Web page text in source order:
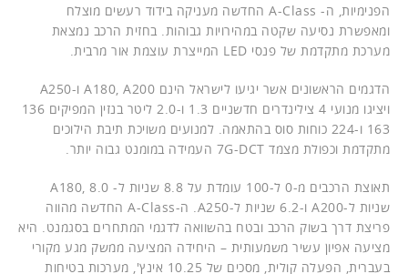
הפנימיות, ה- A-Class החדשה מעניקה בידוד רעשים מוצלח
ומאפשרת נסיעה שקטה במהירויות גבוהות. בחזית הרכב נמצאת
מערכת מתקדמת של פנסי LED המייצרת עוצמת אור מרבית.
הדגמים הראשונים אשר יגיעו לישראל הינם A180, A200 ו-A250
ויציגו מנועי 4 צילינדרים חדשניים 1.3 ו-2.0 ליטר בנזין המפיקים 136
163 ו-224 כוחות סוס בהתאמה. למנועים משויכת תיבת הילוכים
מתקדמת וכפולת מצמד 7G-DCT העמידה במומנט גבוה יותר.
תאוצת הרכבים מ-0 ל-100 עומדת על 8.8 שניות ל- A180, 8.0
שניות ל-A200 ו-6.2 שניות ל-A250. ה-A-Class החדשה מהווה
פריצת דרך בשוק הרכב ובטח בהשוואה לדגמי המתחרים בסגמנט. היא
מציעה אפיון עשיר משמעותית – היחידה המציעה ממשק מגע מקורי
בעברית, הפעלה קולית, מסכים של 10.25 אינץ', מערכות בטיחות